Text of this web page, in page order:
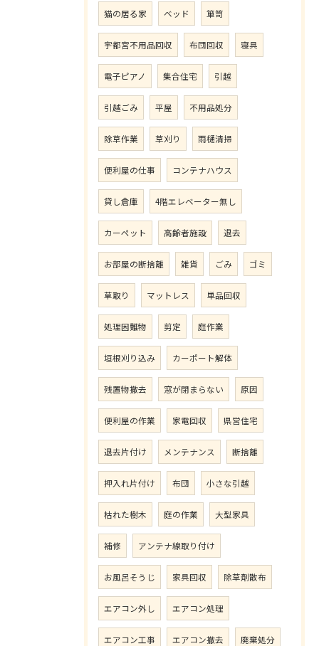
猫の居る家 ベッド 箪笥
宇都宮不用品回収 布団回収 寝具
電子ピアノ 集合住宅 引越
引越ごみ 平屋 不用品処分
除草作業 草刈り 雨樋清掃
便利屋の仕事 コンテナハウス
貸し倉庫 4階エレベーター無し
カーペット 高齢者施設 退去
お部屋の断捨離 雑貨 ごみ ゴミ
草取り マットレス 単品回収
処理困難物 剪定 庭作業
垣根刈り込み カーポート解体
残置物撤去 窓が閉まらない 原因
便利屋の作業 家電回収 県営住宅
退去片付け メンテナンス 断捨離
押入れ片付け 布団 小さな引越
枯れた樹木 庭の作業 大型家具
補修 アンテナ線取り付け
お風呂そうじ 家具回収 除草剤散布
エアコン外し エアコン処理
エアコン工事 エアコン撤去 廃棄処分